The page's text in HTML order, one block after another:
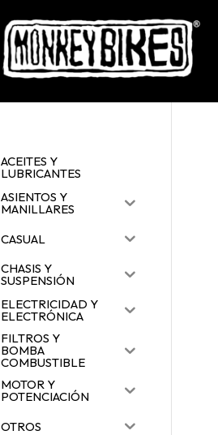
ACEITES Y
LUBRICANTES
ASIENTOS Y
MANILLARES
CASUAL
CHASIS Y
SUSPENSIÓN
ELECTRICIDAD Y
ELECTRÓNICA
FILTROS Y
BOMBA
COMBUSTIBLE
MOTOR Y
POTENCIACIÓN
OTROS